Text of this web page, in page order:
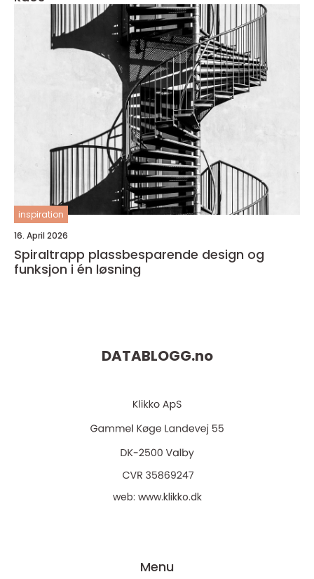
inspiration
16. April 2026
Spiraltrapp plassbesparende design og
funksjon i én løsning
DATABLOGG.no
web: www.klikko.dk
Menu